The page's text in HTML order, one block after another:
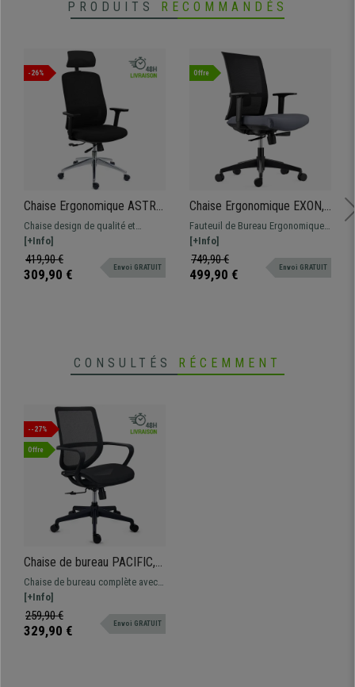
PRODUITS RECOMMANDÉS
-26%
Chaise Ergonomique ASTRA
LUX, Appui-tête, Assise
Ajustable en Profondeur,
Utilisation Intensive 8h,
Inclinaison Synchrone, Noir
Chaise design de qualité et
confortable à un prix incroyable !
Avec appui-tête, support lombaire
et accoudoirs réglables adaptée à
[+Info]
419,90 €
309,90 € Envoi GRATUIT
Offre
Chaise Ergonomique EXON,
Support Lombaire,
Utilisation 8 H, en Tissu et
Maille, Gris
Fauteuil de Bureau Ergonomique
trés confortable, parfaite pour une
utilisation intensive. Support
lombaire et accoudoirs
[+Info]
749,90 €
499,90 € Envoi GRATUIT
CONSULTÉS RÉCEMMENT
--27%
Offre
Chaise de bureau PACIFIC,
Utilisation 8H, Dossier
Ajustable, Confortable et
Robuste, Noir
Chaise de bureau complète avec
support lombaire, très
confortable. Robuste et
résistante, avec une base en
[+Info]
259,90 €
329,90 € Envoi GRATUIT